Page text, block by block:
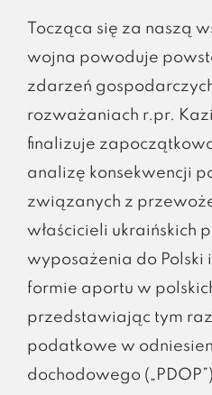
Tocząca się za naszą
wojna powoduje
zdarzeń
rozważaniach r.pr.
finalizuje
analizę konsekwencji
związanych z
właścicieli ukraińskich
wyposażenia do Polski
formie aportu w
przedstawiając tym
podatkowe w
dochodowego